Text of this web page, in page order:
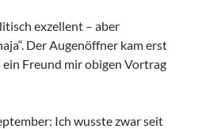
exzellent – aber
Der Augenöffner kam erst
ein Freund mir obigen Vortrag
Ich wusste zwar seit